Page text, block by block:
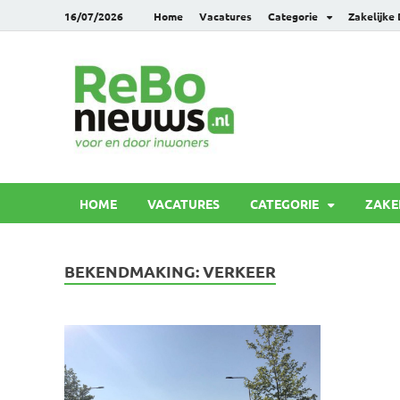
16/07/2026 Home Vacatures Categorie Zakelijke
HOME VACATURES CATEGORIE
BEKENDMAKING:VERKEER